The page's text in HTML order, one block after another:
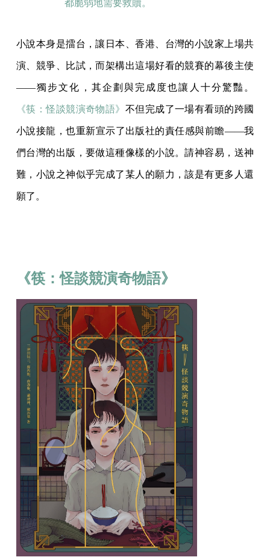
都脆弱地需要救贖。
小說本身是擂台，讓日本、香港、台灣的小說家上場共
演、競爭、比試，而架構出這場好看的競賽的幕後主使
——獨步文化，其企劃與完成度也讓人十分驚豔。
《筷：怪談競演奇物語》 不但完成了一場有看頭的跨國
小說接龍，也重新宣示了出版社的責任感與前瞻——我
們台灣的出版，要做這種像樣的小說。請神容易，送神
難，小說之神似乎完成了某人的願力，該是有更多人還
願了。
《筷：怪談競演奇物語》